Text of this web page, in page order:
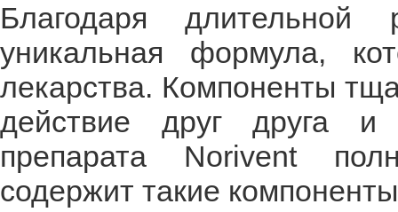
Благодаря
уникальная формула,
лекарства. Компоненты
действие друг друга и
препарата Norivent
содержит такие